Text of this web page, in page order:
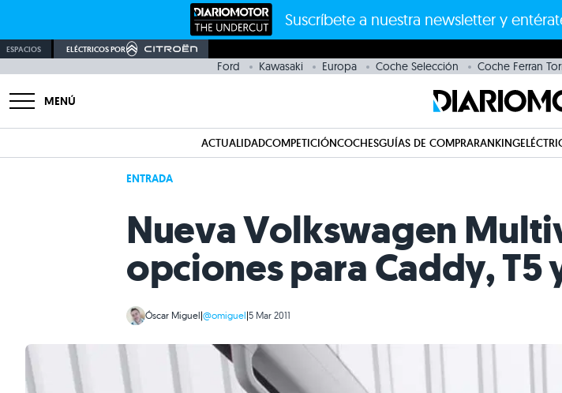
Suscríbete a nuestra newsletter y
ESPACIOS ELÉCTRICOS POR
Ford Kawasaki Europa Coche Selección Coche Ferran
MENÚ
ACTUALIDADCOMPETICIÓNCOCHESGUÍAS DE COMPRARANKING
ENTRADA
Nueva Volkswagen
opciones para Caddy, T5
Óscar Miguel|@omiguel|5 Mar 2011